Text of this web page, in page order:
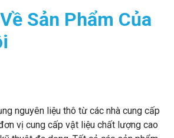
Sản Phẩm Của
nguyên liệu thô từ các nhà cung cấp
vị cung cấp vật liệu chất lượng cao